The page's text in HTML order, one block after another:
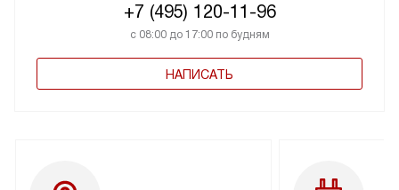
+7 (495) 120-11-96
с 08:00 до 17:00 по будням
НАПИСАТЬ